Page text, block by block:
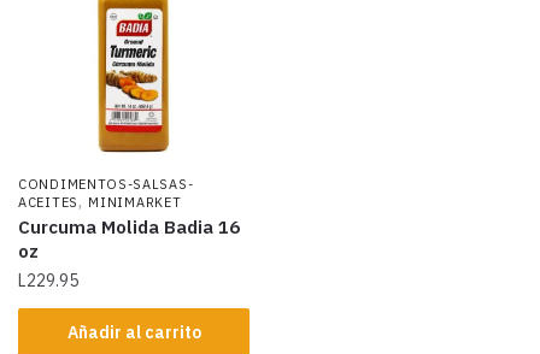
CONDIMENTOS-SALSAS-
ACEITES , MINIMARKET
Curcuma Molida Badia 16
oz
L229.95
Añadir al carrito